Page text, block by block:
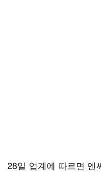
28일 업계에 따르면 엔